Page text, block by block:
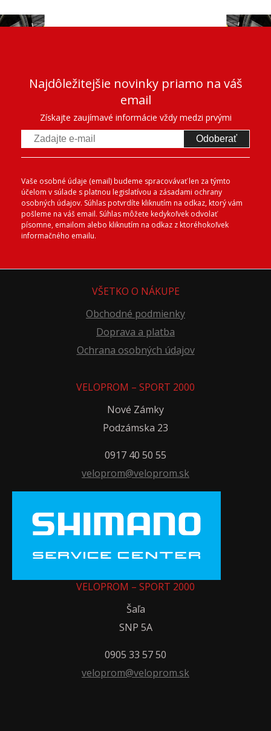
Najdôležitejšie novinky priamo na váš
email
Získajte zaujímavé informácie vždy medzi prvými
Odoberať
Vaše osobné údaje (email) budeme spracovávať len za týmto
účelom v súlade s platnou legislatívou a zásadami ochrany
osobných údajov. Súhlas potvrdíte kliknutím na odkaz, ktorý vám
pošleme na váš email. Súhlas môžete kedykoľvek odvolať
písomne, emailom alebo kliknutím na odkaz z ktoréhokoľvek
informačného emailu.
VŠETKO O NÁKUPE
Obchodné podmienky
Doprava a platba
Ochrana osobných údajov
VELOPROM – SPORT 2000
Nové Zámky
Podzámska 23
0917 40 50 55
veloprom@veloprom.sk
VELOPROM – SPORT 2000
Šaľa
SNP 5A
0905 33 57 50
veloprom@veloprom.sk